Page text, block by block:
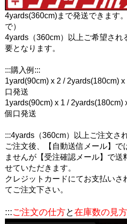
4yards(360cm)まで発送できます
で）
4yards（360cm）以上ご希望され
要となります。
:::購入例:::
1yard(90cm) x 2 / 2yards(180cm)
口発送
1yards(90cm) x 1 / 2yards(180cm)
個口発送
:::4yards（360cm）以上ご注文さ
ご注文後、【自動送信メール】で
ませんが【受注確認メール】で送
せていただきます。
クレジットカードにてお支払いさ
てご注文下さい。
:::ご注文の仕方と 在庫数の見方